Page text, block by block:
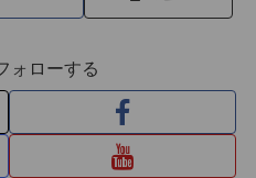
ォローする